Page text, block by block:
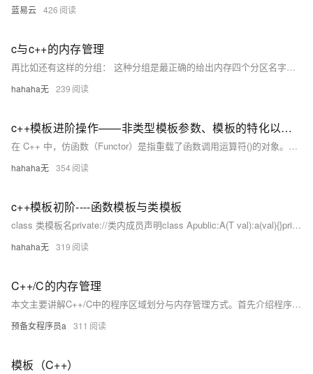
蓝易云 426
c与c++的内存管理
再比如还有这样的分组： 这种分组是最正确的给出内存四个分区名字：栈区、堆区、全局区（俗话也叫静态变量区）、代码区（也叫代码段）（代码段又分很多种，比如常量区）当然也会看到别的定义如：两者都正确，记那个都选，我选择的是第一个。再比如还有这样的分组： 这种分组是最正确的答案分别是 C C C A A A A A D A B。
hahaha无 239
c++模板进阶操作——非类型模板参数、模板的特化以及模板的分离编译
在 C++ 中，仿函数（Functor）是指重载了函数调用运算符()的对象。仿函数可以像普通函数一样被调用，但它们实际上是对象，可以携带状态并具有更多功能。与普通函数相比，仿函数具有更强的灵活性和可扩展性。仿函数通常通过定义一个包含operator()的类来实现。public:// 重载函数调用运算符Add add;// 创建 Add 类的对象// 使用仿函数return 0;
hahaha无 354
c++模板初阶----函数模板与类模板
class 类模板名private://类内成员声明class Apublic:A(T val):a(val){}private:T a;return 0;运行结果：注意：类模板中的成员函数若是放在类外定义时，需要加模板参数列表。return 0;
hahaha无 319
C++/C的内存管理
本文主要讲解C++/C中的程序区域划分与内存管理方式。首先介绍程序区域，包括栈（存储局部变量等，向下增长）、堆（动态内存分配，向上分配）、数据段（存储静态和全局变量）及代码段（存放可执行代码）。接着探讨C++内存管理，new/delete操作符相比C语言的malloc/free更强大，支持对象构造与析构。还深入解析了new/delete的实现原理、定位new表达式以及二者与malloc/free的区别。最后附上一句鸡汤激励大家行动缓解焦虑。
预备女程序员a 311
模板（C++）